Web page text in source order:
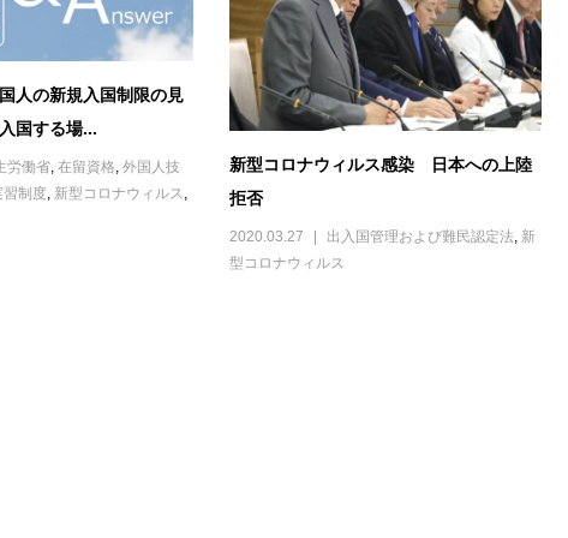
人の新規入国制限の見
国する場...
労働省, 在留資格, 外国人技
習制度, 新型コロナウィルス,
新型コロナウィルス感染 日本への上陸
拒否
2020.03.27 出入国管理および難民認定法, 新
型コロナウィルス